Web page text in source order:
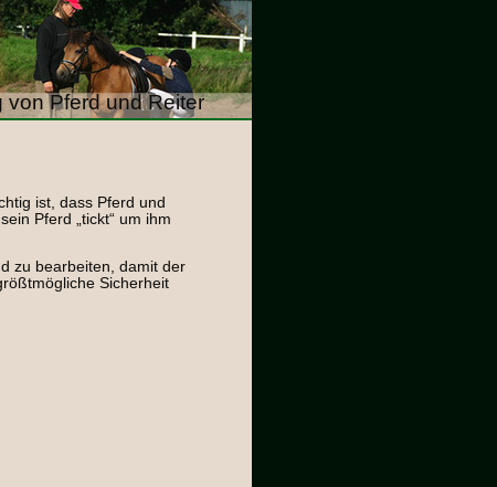
von Pferd und Reiter
ist, dass Pferd und
Pferd „tickt“ um ihm
zu bearbeiten, damit der
Sicherheit